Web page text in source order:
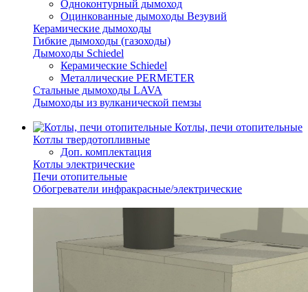
Одноконтурный дымоход
Оцинкованные дымоходы Везувий
Керамические дымоходы
Гибкие дымоходы (газоходы)
Дымоходы Schiedel
Керамические Schiedel
Металлические PERMETER
Стальные дымоходы LAVA
Дымоходы из вулканической пемзы
Котлы, печи отопительные
Котлы твердотопливные
Доп. комплектация
Котлы электрические
Печи отопительные
Обогреватели инфракрасные/электрические